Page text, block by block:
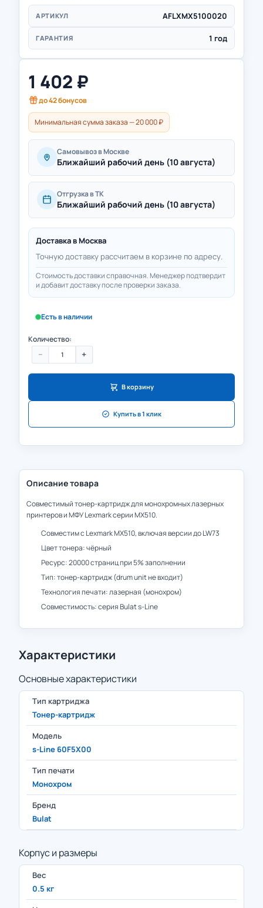
АРТИКУЛ AFLXMX5100020
ГАРАНТИЯ 1 год
1 402 ₽
до42бонусов
Минимальная сумма заказа — 20 000 ₽
Самовывоз в Москве
Ближайший рабочий день (10 августа)
Отгрузка в ТК
Ближайший рабочий день (10 августа)
Доставка в Москва
Точную доставку рассчитаем в корзине по адресу.
Стоимость доставки справочная. Менеджер подтвердит
и добавит доставку после проверки заказа.
Есть в наличии
Количество:
− +
В корзину
Купить в 1 клик
Описание товара
Совместимый тонер-картридж для монохромных лазерных
принтеров и МФУ Lexmark серии MX510.
Совместим с Lexmark MX510, включая версии до LW73
Цвет тонера: чёрный
Ресурс: 20000 страниц при 5% заполнении
Тип: тонер-картридж (drum unit не входит)
Технология печати: лазерная (монохром)
Совместимость: серия Bulat s-Line
Характеристики
Основные характеристики
Тип картриджа
Тонер-картридж
Модель
s-Line 60F5X00
Тип печати
Монохром
Бренд
Bulat
Корпус и размеры
Вес
0.5 кг